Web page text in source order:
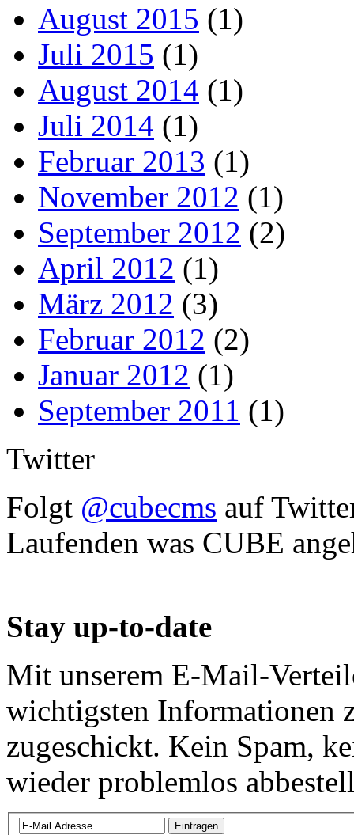
August 2015 (1)
Juli 2015 (1)
August 2014 (1)
Juli 2014 (1)
Februar 2013 (1)
November 2012 (1)
September 2012 (2)
April 2012 (1)
März 2012 (3)
Februar 2012 (2)
Januar 2012 (1)
September 2011 (1)
Twitter
Folgt @cubecms auf
Laufenden was CUBE
Stay up-to-date
Mit unserem E-Mail-
wichtigsten Informationen
zugeschickt. Kein Spam,
wieder problemlos